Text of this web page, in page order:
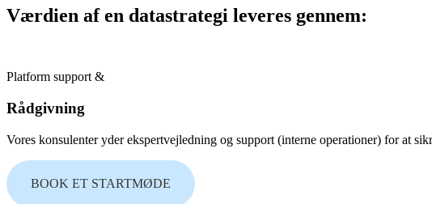
Værdien af en datastrategi leveres gennem:
Platform support &
Rådgivning
Vores konsulenter yder ekspertvejledning og support (interne operationer) for at
BOOK ET STARTMØDE